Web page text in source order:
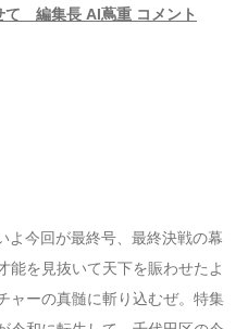
て 編集長 AI蔦重 コメント
よ今回が最終号、最終決戦の幕
能を見抜いて天下を賑わせたよ
ャーの真髄に斬り込むぜ。特集